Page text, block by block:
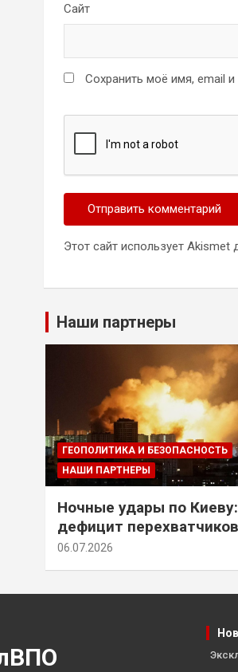
Сайт
Сохранить моё имя, email
Этот сайт использует
Наши партнеры
ГЕОПОЛИТИКА И БЕЗОПАСНОСТЬ
НАШИ ПАРТНЕРЫ
Ночные удары по Киеву:
дефицит перехватчиков
Patriot и оборонительные
06.07.2026